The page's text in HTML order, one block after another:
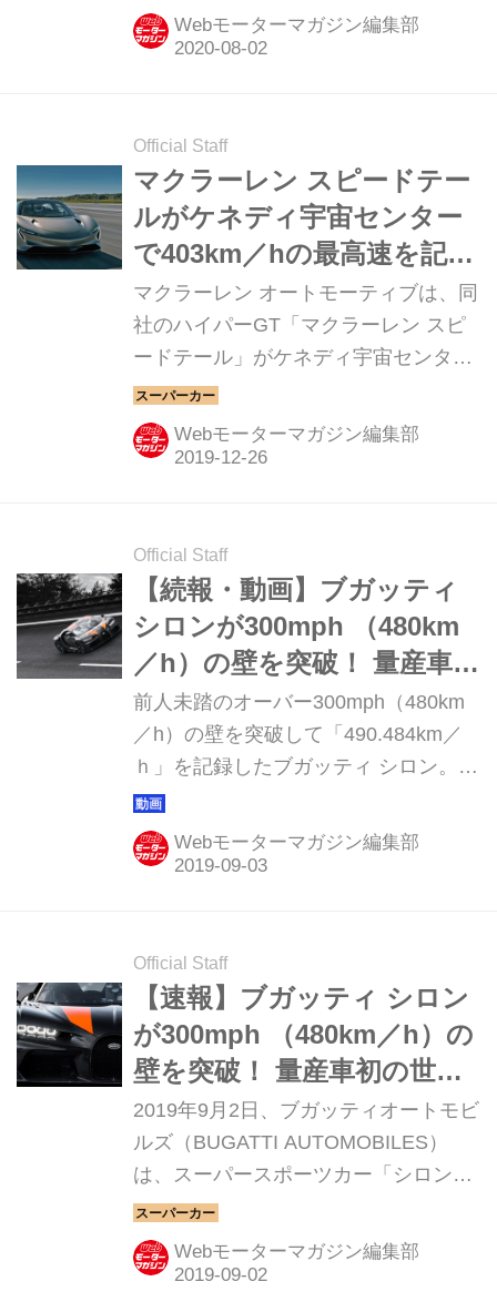
はプロペラエンジンで最高速度を目指
したモンスター機を紹介しよう。（今
Webモーターマガジン編集部
Official Staff
マクラーレン スピードテー
ルがケネディ宇宙センター
で403km／hの最高速を記
録！
マクラーレン オートモーティブは、同
社のハイパーGT「マクラーレン スピ
ードテール」がケネディ宇宙センター
にあるスペースシャトルの着陸滑走路
で高速走行テストを行い、マクラーレ
ン史上最速の403km／h（時速250マイ
Webモーターマガジン編集部
Official Staff
【続報・動画】ブガッティ
シロンが300mph （480km
／h）の壁を突破！ 量産車最
速の世界記録を樹立
前人未踏のオーバー300mph（480km
／h）の壁を突破して「490.484km／
ｈ」を記録したブガッティ シロン。そ
の圧倒的なパフォーマンスの秘密と
は？ 記録達成時の動画とともに続報を
お届けする。
Webモーターマガジン編集部
Official Staff
【速報】ブガッティ シロン
が300mph （480km／h）の
壁を突破！ 量産車初の世界
記録を樹立
2019年9月2日、ブガッティオートモビ
ルズ（BUGATTI AUTOMOBILES）
は、スーパースポーツカー「シロン
（Chiron）」で挑んだ最高速テストに
おいて、300mph（480km／h）を突破
したことを発表した。
Webモーターマガジン編集部